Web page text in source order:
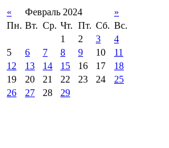
« Февраль 2024
»
Пн. Вт. Ср. Чт. Пт. Сб. Вс.
1
2 3
4
5
6 7 8 9 10
11
12
13 14 15 16 17
18
19
20 21 22 23 24
25
26
27 28 29